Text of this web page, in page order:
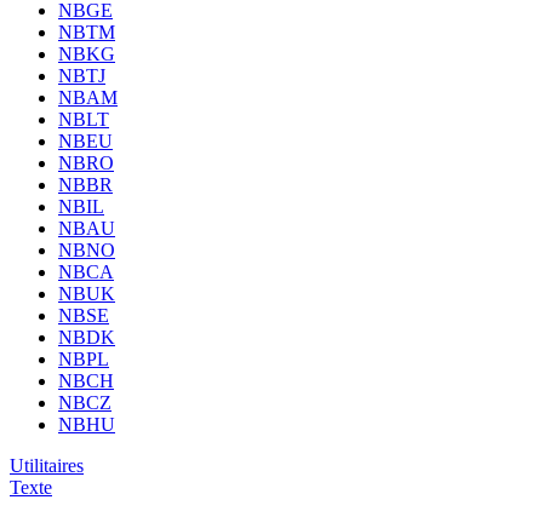
NBGE
NBTM
NBKG
NBTJ
NBAM
NBLT
NBEU
NBRO
NBBR
NBIL
NBAU
NBNO
NBCA
NBUK
NBSE
NBDK
NBPL
NBCH
NBCZ
NBHU
Utilitaires
Texte